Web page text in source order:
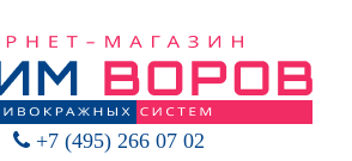
+7 (495) 266 07 02